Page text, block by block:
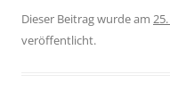
Dieser Beitrag wurde am
veröffentlicht.